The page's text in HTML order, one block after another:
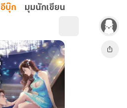
อีบุ๊ก มุมนักเขียน